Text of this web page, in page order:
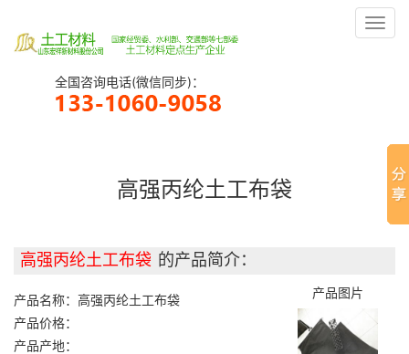
全国咨询电话(微信同步)：
高强丙纶土工布袋
高强丙纶土工布袋 的产品简介：
产品名称：高强丙纶土工布袋
产品价格：
产品产地：
产品图片